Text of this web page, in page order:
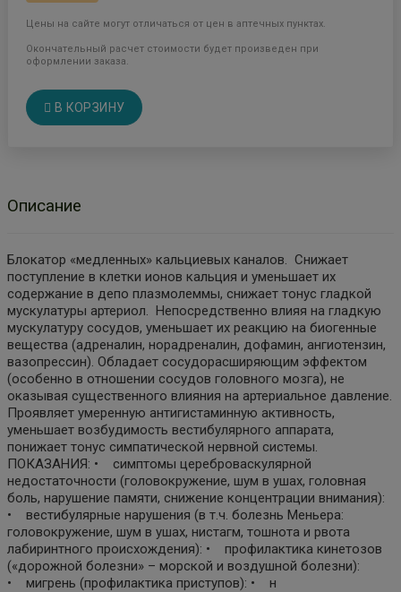
Цены на сайте могут отличаться от цен в аптечных пунктах.
Окончательный расчет стоимости будет произведен при
оформлении заказа.
В КОРЗИНУ
Описание
Блокатор «медленных» кальциевых каналов. Снижает
поступление в клетки ионов кальция и уменьшает их
содержание в депо плазмолеммы, снижает тонус гладкой
мускулатуры артериол. Непосредственно влияя на гладкую
мускулатуру сосудов, уменьшает их реакцию на биогенные
вещества (адреналин, норадреналин, дофамин, ангиотензин,
вазопрессин). Обладает сосудорасширяющим эффектом
(особенно в отношении сосудов головного мозга), не
оказывая существенного влияния на артериальное давление.
Проявляет умеренную антигистаминную активность,
уменьшает возбудимость вестибулярного аппарата,
понижает тонус симпатической нервной системы.
ПОКАЗАНИЯ: • симптомы цереброваскулярной
недостаточности (головокружение, шум в ушах, головная
боль, нарушение памяти, снижение концентрации внимания):
• вестибулярные нарушения (в т.ч. болезнь Меньера:
головокружение, шум в ушах, нистагм, тошнота и рвота
лабиринтного происхождения): • профилактика кинетозов
(«дорожной болезни» – морской и воздушной болезни):
• мигрень (профилактика приступов): • н